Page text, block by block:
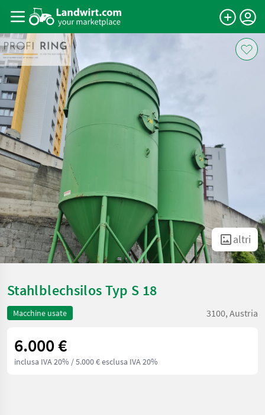
altri
Stahlblechsilos Typ S 18
Macchine usate 3100, Austria
6.000 €
inclusa IVA 20% / 5.000 € esclusa IVA 20%